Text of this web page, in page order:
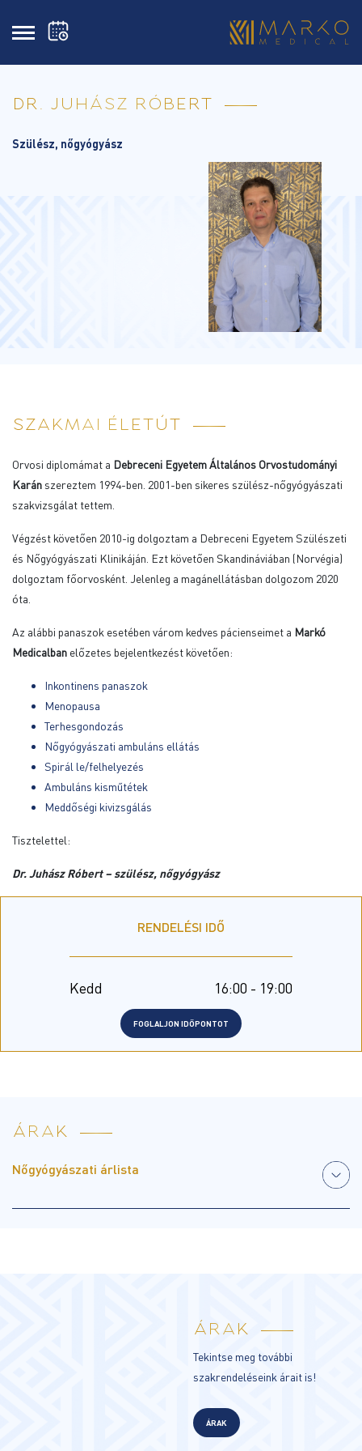
DR. JUHÁSZ RÓBERT
Szülész, nőgyógyász
SZAKMAI ÉLETÚT
Orvosi diplomámat a Debreceni Egyetem Általános Orvostudományi
Karán szereztem 1994-ben. 2001-ben sikeres szülész-nőgyógyászati
szakvizsgálat tettem.
Végzést követően 2010-ig dolgoztam a Debreceni Egyetem Szülészeti
és Nőgyógyászati Klinikáján. Ezt követően Skandináviában (Norvégia)
dolgoztam főorvosként. Jelenleg a magánellátásban dolgozom 2020
óta.
Az alábbi panaszok esetében várom kedves pácienseimet a Markó
Medicalban előzetes bejelentkezést követően:
Inkontinens panaszok
Menopausa
Terhesgondozás
Nőgyógyászati ambuláns ellátás
Spirál le/felhelyezés
Ambuláns kisműtétek
Meddőségi kivizsgálás
Tisztelettel:
Dr. Juhász Róbert – szülész, nőgyógyász
RENDELÉSI IDŐ
Kedd 16:00 - 19:00
FOGLALJON IDŐPONTOT
ÁRAK
Nőgyógyászati árlista
ÁRAK
Tekintse meg további
szakrendeléseink árait is!
ÁRAK